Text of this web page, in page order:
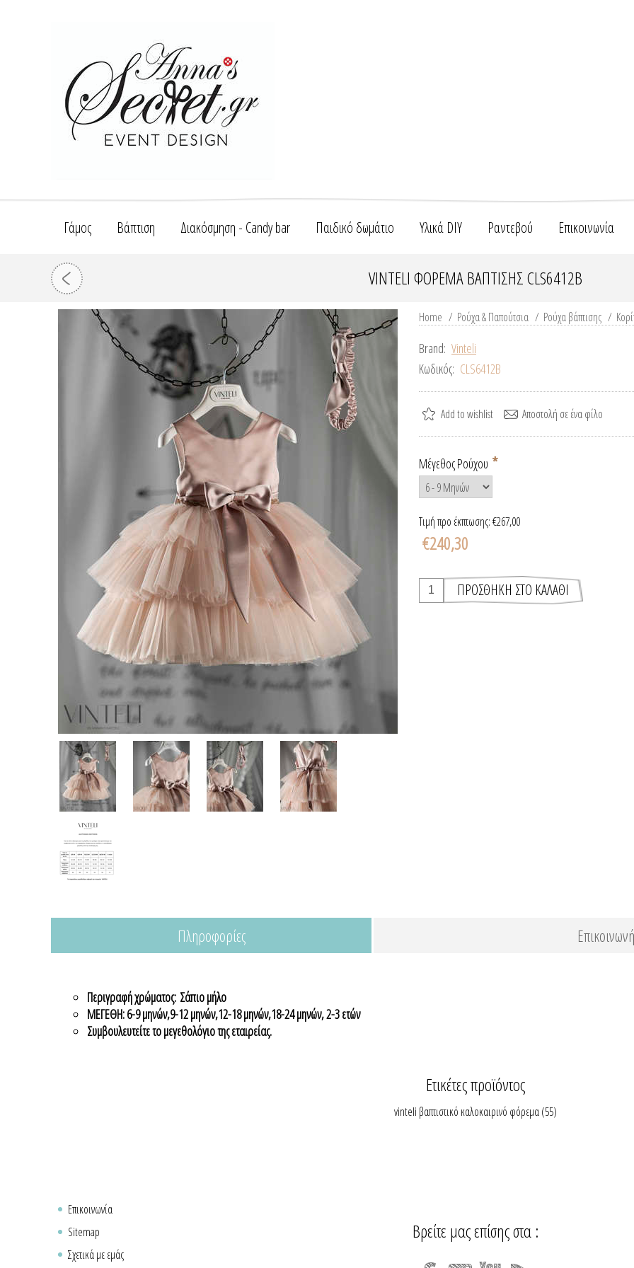
Γάμος Βάπτιση Διακόσμηση - Candy bar Παιδικό δωμάτιο Υλικά DIY Ραντεβού Επικοινωνία
VINTELI ΦΌΡΕΜΑ ΒΆΠΤΙΣΗΣ CLS6412B
Home / Ρούχα & Παπούτσια / Ρούχα βάπτισης /
Brand: Vinteli
Κωδικός: CLS6412B
Μέγεθος Ρούχου *
Τιμή προ έκπτωσης:€267,00
€240,30
Πληροφορίες
Περιγραφή χρώματος: Σάπιο μήλο
ΜΕΓΕΘΗ: 6-9 μηνών,9-12 μηνών,12-18 μηνών,18-24 μηνών, 2-3 ετών
Συμβουλευτείτε το μεγεθολόγιο της εταιρείας.
Ετικέτες προϊόντος
vinteli βαπτιστικό καλοκαιρινό φόρεμα(55)
Επικοινωνία
Sitemap
Σχετικά με εμάς
Βρείτε μας επίσης στα :